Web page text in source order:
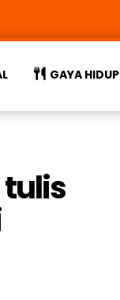
GAYA HIDUP